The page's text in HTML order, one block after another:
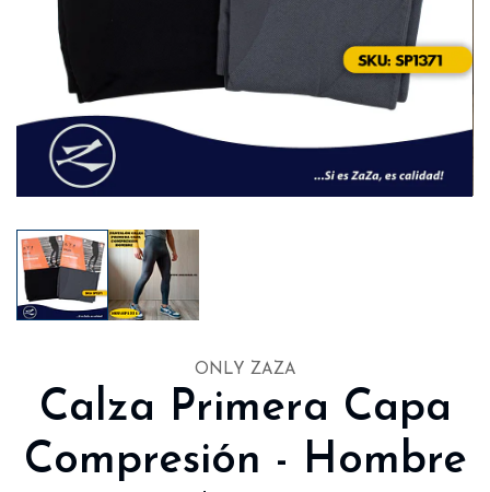
ONLY ZAZA
Calza Primera Capa
Compresión - Hombre